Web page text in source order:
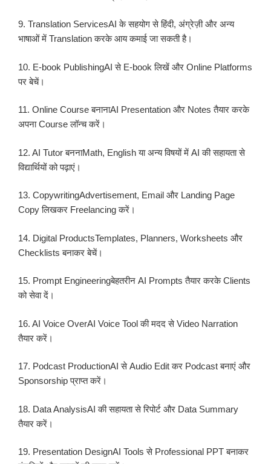
9. Translation ServicesAI के सहयोग से हिंदी, अंग्रेज़ी और अन्य
भाषाओं में Translation करके आय कमाई जा सकती है।
10. E-book PublishingAI से E-book लिखें और Online Platforms
पर बेचें।
11. Online Course बनानाAI Presentation और Notes तैयार करके
अपना Course लॉन्च करें।
12. AI Tutor बननाMath, English या अन्य विषयों में AI की सहायता से
विद्यार्थियों को पढ़ाएं।
13. CopywritingAdvertisement, Email और Landing Page
Copy लिखकर Freelancing करें।
14. Digital ProductsTemplates, Planners, Worksheets और
Checklists बनाकर बेचें।
15. Prompt Engineeringबेहतरीन AI Prompts तैयार करके Clients
को सेवा दें।
16. AI Voice OverAI Voice Tool की मदद से Video Narration
तैयार करें।
17. Podcast ProductionAI से Audio Edit कर Podcast बनाएं और
Sponsorship प्राप्त करें।
18. Data AnalysisAI की सहायता से रिपोर्ट और Data Summary
तैयार करें।
19. Presentation DesignAI Tools से Professional PPT बनाकर